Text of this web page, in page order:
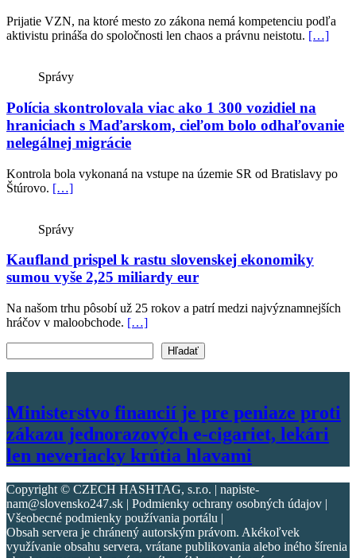
Prijatie VZN, na ktoré mesto zo zákona nemá kompetenciu podľa
aktivistu prináša do spoločnosti len chaos a právnu neistotu. […]
Správy
Polícia skontrolovala viac ako 1 300 vozidiel na
hraniciach s Maďarskom, cieľom bolo odhaľovanie
nelegálnej migrácie
Kontrola bola vykonaná na vstupe na územie SR od Bratislavy po
Štúrovo. […]
Správy
Kaufland prispel k rastu slovenskej ekonomiky
sumou vyše 2,25 miliardy eur
Na našom trhu pôsobí už 25 rokov a patrí medzi najvýznamnejších
hráčov v maloobchode. […]
Hľadať
Ministerstvo financií je pre peniaze proti
zákazu jednorazových e-cigariet, lekári
len neveriacky krútia hlavami
Copyright © CZECH HASHTAG, s.r.o. | napiste-
nam@slovensko247.sk | Podmienky ochrany osobných údajov |
Všeobecné podmienky používania portálu |
Obsah servera je chránený autorským právom. Akékoľvek
využívanie obsahu servera, vrátane publikovania alebo iného šírenia